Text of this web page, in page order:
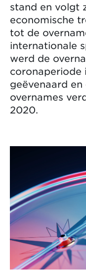
stand en volgt
economische
tot de
internationale
werd de
coronaperiode
geëvenaard
overnames
2020.